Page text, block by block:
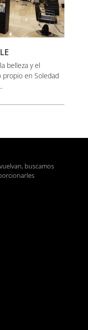
belleza y el
en Soledad
buscamos